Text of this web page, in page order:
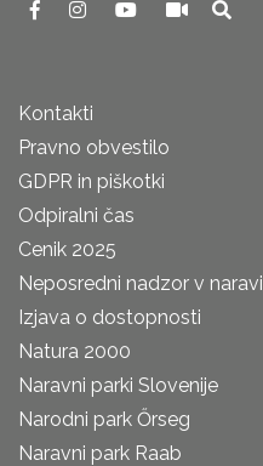
Kontakti
Pravno obvestilo
GDPR in piškotki
Odpiralni čas
Cenik 2025
Neposredni nadzor v naravi
Izjava o dostopnosti
Natura 2000
Naravni parki Slovenije
Narodni park Őrseg
Naravni park Raab